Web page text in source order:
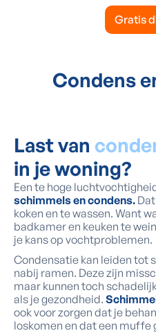
Gratis
Condens
Last van
in je woning?
Een te hoge
schimmels en condens.
koken en te wassen. Want
badkamer en keuken te
je kans op vochtproblemen.
Condensatie kan leiden tot
nabij ramen. Deze zijn
maar kunnen toch
als je gezondheid.
ook voor zorgen dat je
loskomen en dat een muffe